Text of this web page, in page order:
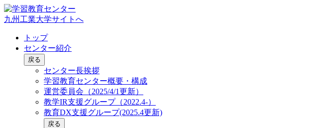
九州工業大学サイトへ
トップ
センター紹介
戻る
センター長挨拶
学習教育センター概要・構成
運営委員会（2025/4/1更新）
教学IR支援グループ（2022.4-）
教育DX支援グループ(2025.4更新)
戻る